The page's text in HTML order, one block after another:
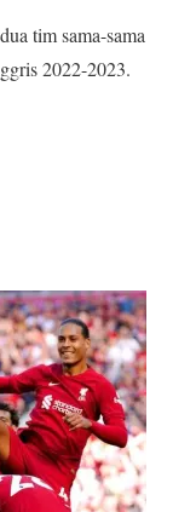
tim sama-sama
2022-2023.